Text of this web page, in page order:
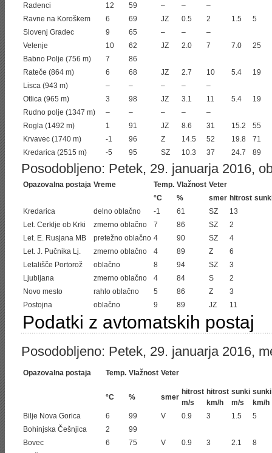
Radenci
12 59 – –
–
Ravne na Koroškem
6 69 JZ 0.5 2 1.5
5
Slovenj Gradec
9 65 – –
–
Velenje
10 62 JZ 2.0 7 7.0
25
Babno Polje (756 m)
7
86
Rateče (864 m)
6 68 JZ 2.7 10 5.4
19
Lisca (943 m)
– – – –
–
Otlica (965 m)
3 98 JZ 3.1 11 5.4
19
Rudno polje (1347 m)
– – – –
–
Rogla (1492 m)
1 91 JZ 8.6 31 15.2
55
Krvavec (1740 m)
-1 96 Z 14.5 52 19.8
71
Kredarica (2515 m)
-5 95 SZ 10.3 37 24.7 89
Posodobljeno: Petek, 29. januarja 2016,
Opazovalna postaja Vreme Temp. Vlažnost Veter
°C
% smer hitrost
Kredarica
delno oblačno -1 61 SZ
13
Let. Cerklje ob Krki
zmerno oblačno 7 86 SZ
2
Let. E. Rusjana MB
pretežno oblačno 4 90 SZ
4
Let. J. Pučnika Lj.
zmerno oblačno 4 89 Z
6
Letališče Portorož
oblačno 8 94 SZ
3
Ljubljana
zmerno oblačno 4 84 S
2
Novo mesto
rahlo oblačno 5 86 Z
3
Postojna
oblačno 9 89 JZ 11
Podatki z avtomatskih postaj
Posodobljeno: Petek, 29. januarja 2016,
Opazovalna postaja Temp. Vlažnost Veter
°C % smer
hitrost
m/s
hitrost
km/h
sunki
m/s
sunki
km/h
Bilje Nova Gorica
6 99 V 0.9 3 1.5
5
Bohinjska Češnjica
2
99
Bovec
6 75 V 0.9 3 2.1
8